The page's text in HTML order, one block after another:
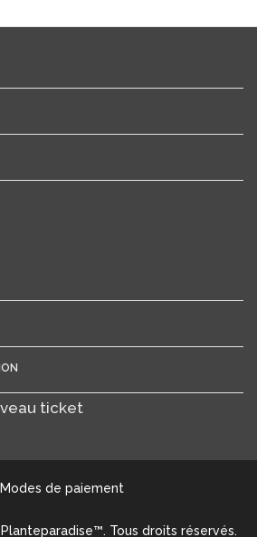
ticket
Tous droits réservés.